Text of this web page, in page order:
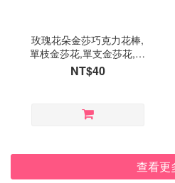
玫瑰花朵金莎巧克力花棒,
單枝金莎花,單支金莎花,單
支金莎花束,單支金莎花棒
NT$40
查看更